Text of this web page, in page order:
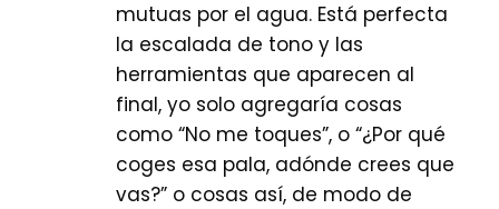
mutuas por el agua. Está perfecta
la escalada de tono y las
herramientas que aparecen al
final, yo solo agregaría cosas
como “No me toques”, o “¿Por qué
coges esa pala, adónde crees que
vas?” o cosas así, de modo de